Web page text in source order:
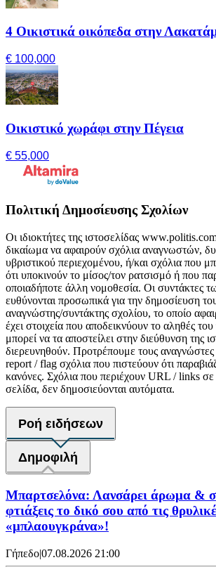
4 Οικιστικά οικόπεδα στην
€ 100,000
Οικιστικό χωράφι στην Πέγεια
€ 55,000
Πολιτική Δημοσίευσης Σχολίων
Οι ιδιοκτήτες της ιστοσελίδας
δικαίωμα να αφαιρούν σχόλια αναγνωστών,
υβριστικού περιεχομένου, ή/και σχόλια που
ότι υποκινούν το μίσος/τον ρατσισμό ή που
οποιαδήποτε άλλη νομοθεσία. Οι συντάκτες
ευθύνονται προσωπικά για την δημοσίευση
αναγνώστης/συντάκτης σχολίου, το οποίο
έχει στοιχεία που αποδεικνύουν το αληθές
μπορεί να τα αποστείλει στην διεύθυνση της
διερευνηθούν. Προτρέπουμε τους
report / flag σχόλια που πιστεύουν ότι
κανόνες. Σχόλια που περιέχουν URL / links σε
σελίδα, δεν δημοσιεύονται αυτόματα.
Ροή ειδήσεων
Δημοφιλή
Μπαρτσελόνα: Λανσάρει άρωμα &
φτιάξεις το δικό σου από τις
«μπλαουγκράνα»!
Γήπεδο|07.08.2026 21:00